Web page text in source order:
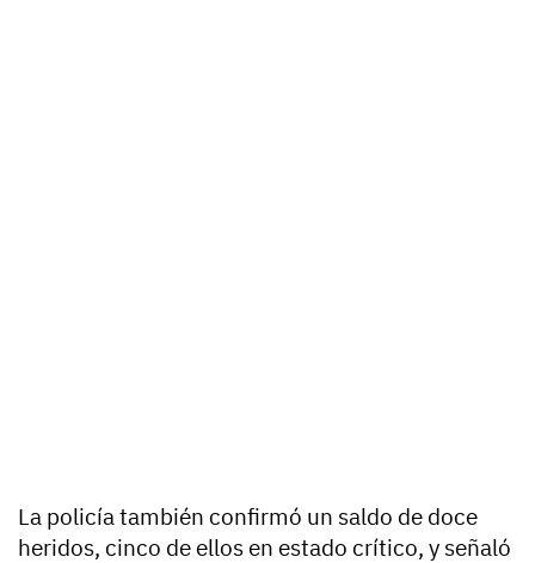
La policía también confirmó un saldo de doce
heridos, cinco de ellos en estado crítico, y señaló